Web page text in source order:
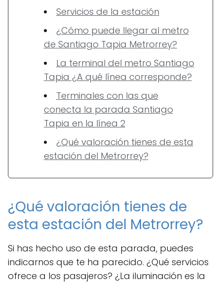
Servicios de la estación
¿Cómo puede llegar al metro
de Santiago Tapia Metrorrey?
La terminal del metro Santiago
Tapia ¿A qué línea corresponde?
Terminales con las que
conecta la parada Santiago
Tapia en la línea 2
¿Qué valoración tienes de esta
estación del Metrorrey?
¿Qué valoración tienes de
esta estación del Metrorrey?
Si has hecho uso de esta parada, puedes
indicarnos que te ha parecido. ¿Qué servicios
ofrece a los pasajeros? ¿La iluminación es la